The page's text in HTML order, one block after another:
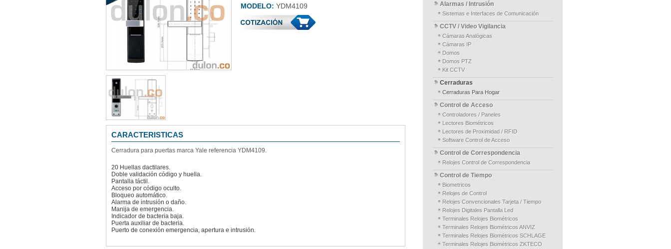
MODELO: YDM4109
CARACTERISTICAS
Cerradura para puertas marca Yale referencia YDM4109.
20 Huellas dactilares.
Doble validación código y huella.
Pantalla táctil.
Acceso por código oculto.
Bloqueo automático.
Alarma de intrusión o daño.
Manija de emergencia.
Indicador de bacteria baja.
Puerta auxiliar de bacteria.
Puerto de conexión emergencia, apertura e intrusión.
Alarmas / Intrusión
Sistemas e Interfaces de Comunicación
CCTV / Video Vigilancia
Cámaras Analógicas
Cámaras IP
Domos
Domos PTZ
Kit CCTV
Cerraduras
Cerraduras Para Hogar
Control de Acceso
Controladores / Paneles
Lectores Biométricos
Lectores de Proximidad / RFID
Software Control de Acceso
Control de Correspondencia
Relojes Control de Correspondencia
Control de Tiempo
Biometricos
Relojes de Control
Relojes Convencionales Tarjeta / Tiempo
Relojes Digitales Pantalla Led
Terminales Relojes Biométricos
Terminales Relojes Biométricos ANVIZ
Terminales Relojes Biométricos SCHLAGE
Terminales Relojes Biométricos ZKTECO